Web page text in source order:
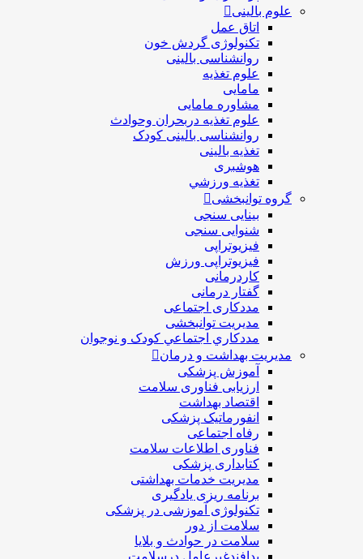
علوم بالینی
اتاق عمل
تکنولوژی گردش خون
روانشناسی بالینی
علوم تغذیه
مامایی
مشاوره مامایی
علوم تغذیه دربحران وحوادث
روانشناسی بالینی کودک
تغذیه بالینی
هوشبری
تغذيه ورزشي
گروه توانبخشی
بینایی سنجی
شنوایی سنجی
فیزیوتراپی
فیزیوتراپی ورزش
کاردرمانی
گفتار درمانی
مددکاری اجتماعی
مديريت توانبخشی
مددکاري اجتماعي کودک و نوجوان
مدیریت بهداشت و درمان
آموزش پزشکی
ارزیابی فناوری سلامت
اقتصاد بهداشت
انفورماتیک پزشکی
رفاه اجتماعی
فناوری اطلاعات سلامت
کتابداری پزشکی
مديريت خدمات بهداشتی
برنامه ریزی یادگیری
تکنولوژی آموزشی در پزشکی
سلامت از دور
سلامت در حوادث و بلایا
پدافندغیرعامل درسلامت